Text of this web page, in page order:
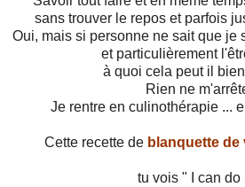
sans trouver le repos et parfois
Oui, mais si personne ne sait que je
et particulièrement
à quoi cela peut il
Rien ne
Je rentre en culinothérapie ...
Cette recette de blanquette de
tu vois " I can do